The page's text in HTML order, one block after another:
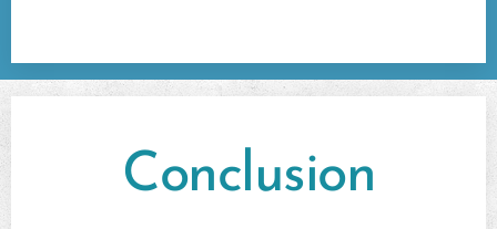
Conclusion